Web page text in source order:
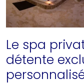
Le spa
détente